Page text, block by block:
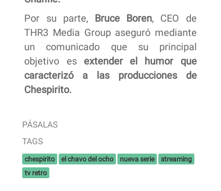
Por su parte,
Bruce Boren, CEO de
THR3 Media Group aseguró mediante
un comunicado que su principal
objetivo esextender el humor que
caracterizó a las producciones de
Chespirito.
PÁSALAS
TAGS
chespirito el chavo del ocho nueva serie
streaming
tv retro